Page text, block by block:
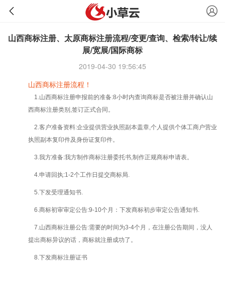
山西商标注册、太原商标注册流程/变更/查询、检索/转让/续
展/宽展/国际商标
2019-04-30 19:56:45
山西商标注册流程！
1.山西商标注册申报前的准备:8小时内查询商标是否被注册并确认山
西商标注册类别,签订正式合同。
2.客户准备资料:企业提供营业执照副本盖章,个人提供个体工商户营业
执照副本复印件及身份证复印件。
3.我方准备:我方制作商标注册委托书,制作正规商标申请表。
4.申请回执:1-2个工作日提交商标局.
5.下发受理通知书.
6.商标初审审定公告:9-10个月：下发商标初步审定公告通知书.
7.山西商标注册公告:需要的时间为3-4个月，在注册公告期间，没人
提出商标异议的话，商标就注册成功了。
8.下发商标注册证书